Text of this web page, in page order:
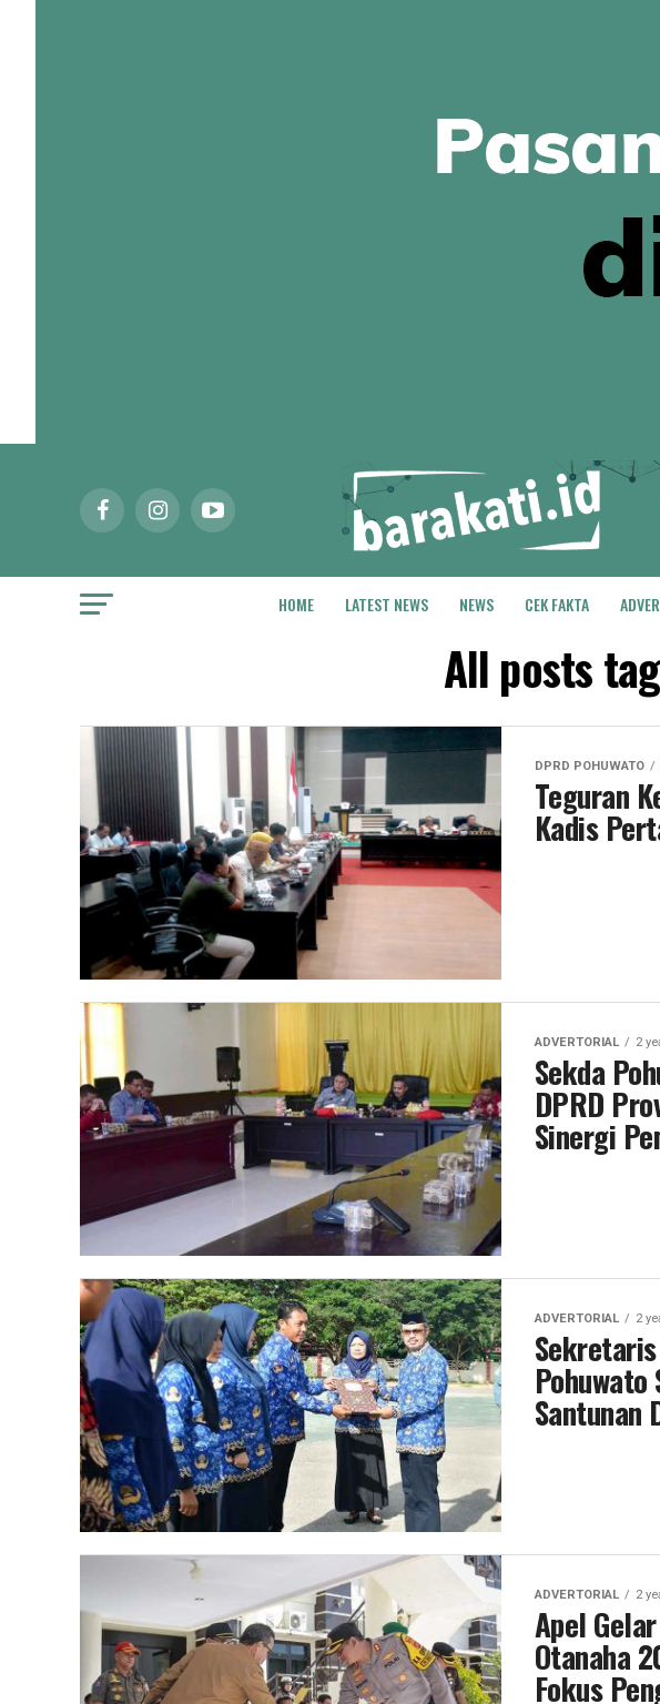
HOME LATEST NEWS NEWS CEK FAKTA
All posts
DPRD POHUWATO
Teguran
Kadis
ADVERTORIAL 2
Sekda
DPRD
Sinergi
ADVERTORIAL 2
Pohuwato
Santunan
ADVERTORIAL 2
Apel
Otanaha
Fokus